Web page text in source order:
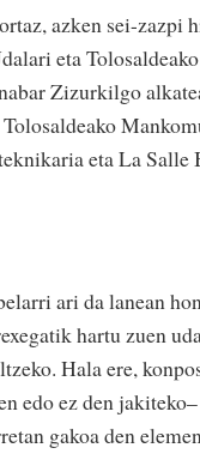
azken sei-zazpi
eta
Zizurkilgo
eta La
ari da lanean
hartu zuen
Hala ere,
edo ez den
gakoa den